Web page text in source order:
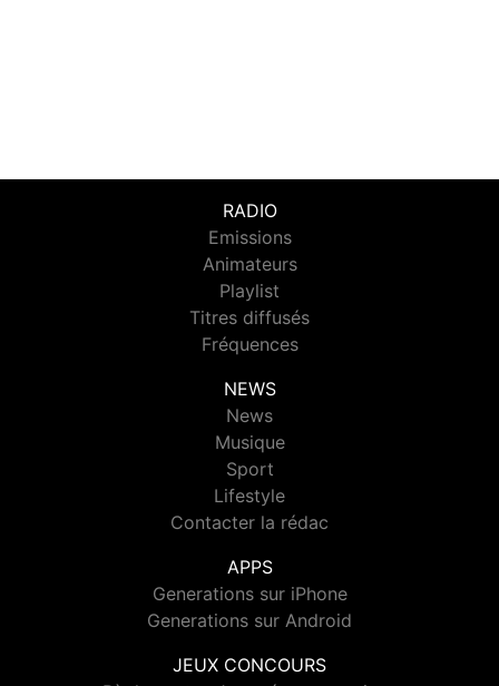
RADIO
Emissions
Animateurs
Playlist
Titres diffusés
Fréquences
NEWS
News
Musique
Sport
Lifestyle
Contacter la rédac
APPS
Generations sur iPhone
Generations sur Android
JEUX CONCOURS